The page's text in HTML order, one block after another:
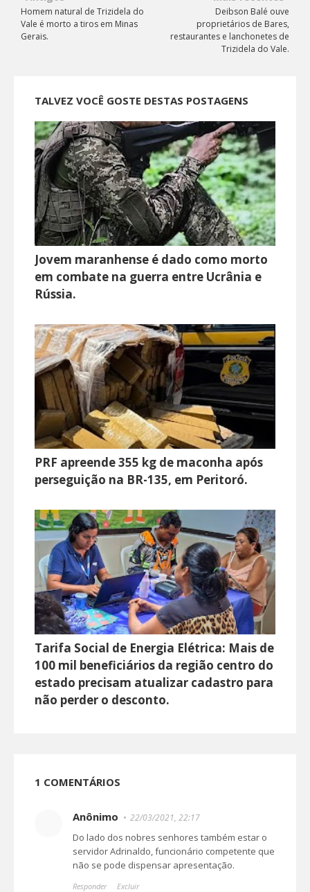
Deibson Balé ouve
proprietários de Bares,
restaurantes e lanchonetes de
Trizidela do Vale.
Homem natural de Trizidela do
Vale é morto a tiros em Minas
Gerais.
TALVEZ VOCÊ GOSTE DESTAS POSTAGENS
Jovem maranhense é dado como morto
em combate na guerra entre Ucrânia e
Rússia.
PRF apreende 355 kg de maconha após
perseguição na BR-135, em Peritoró.
Tarifa Social de Energia Elétrica: Mais de
100 mil beneficiários da região centro do
estado precisam atualizar cadastro para
não perder o desconto.
1 COMENTÁRIOS
Anônimo 22/03/2021, 22:17
Do lado dos nobres senhores também estar o
servidor Adrinaldo, funcionário competente que
não se pode dispensar apresentação.
Responder Excluir